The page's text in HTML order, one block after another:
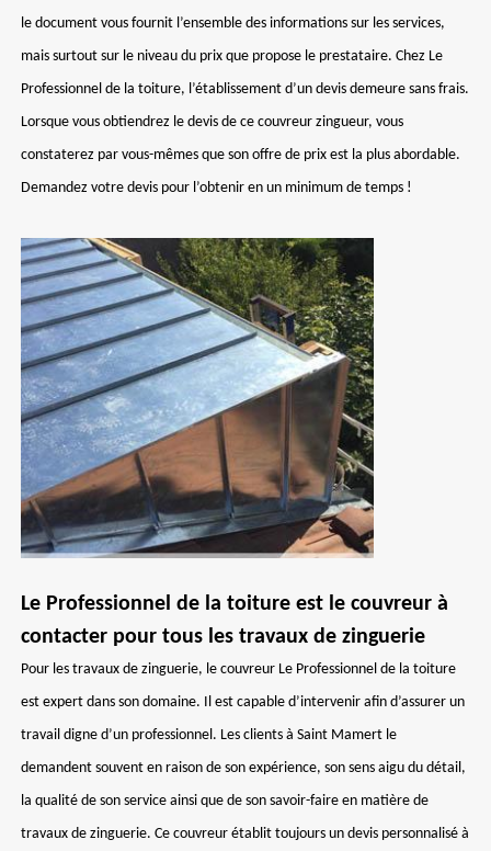
le document vous fournit l’ensemble des informations sur les services,
mais surtout sur le niveau du prix que propose le prestataire. Chez Le
Professionnel de la toiture, l’établissement d’un devis demeure sans frais.
Lorsque vous obtiendrez le devis de ce couvreur zingueur, vous
constaterez par vous-mêmes que son offre de prix est la plus abordable.
Demandez votre devis pour l’obtenir en un minimum de temps !
Le Professionnel de la toiture est le couvreur à
contacter pour tous les travaux de zinguerie
Pour les travaux de zinguerie, le couvreur Le Professionnel de la toiture
est expert dans son domaine. Il est capable d’intervenir afin d’assurer un
travail digne d’un professionnel. Les clients à Saint Mamert le
demandent souvent en raison de son expérience, son sens aigu du détail,
la qualité de son service ainsi que de son savoir-faire en matière de
travaux de zinguerie. Ce couvreur établit toujours un devis personnalisé à